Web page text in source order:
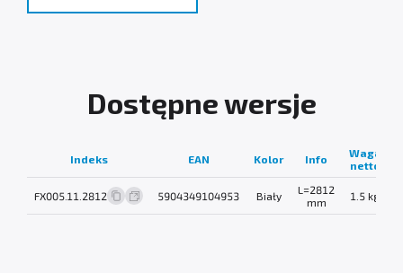
Dostępne wersje
Indeks EAN Kolor Info
Waga
netto
FX005.11.2812 5904349104953 Biały
L=2812
mm
1.5 kg